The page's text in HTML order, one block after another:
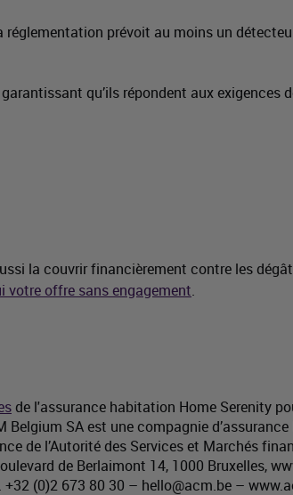
prévoit au moins un
qu’ils répondent aux exigences
la couvrir financièrement contre les
votre offre sans engagement.
de l'assurance habitation Home Serenity
SA est une compagnie d’assurance
de l’Autorité des Services et Marchés
de Berlaimont 14, 1000 Bruxelles,
(0)2 673 80 30 – hello@acm.be –